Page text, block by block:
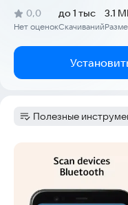
Рейтинг:
0,0
(
Нет оценок
)
Скачиваний
до 1 тыс 3.1
Категория:
Полезные
Скриншоты